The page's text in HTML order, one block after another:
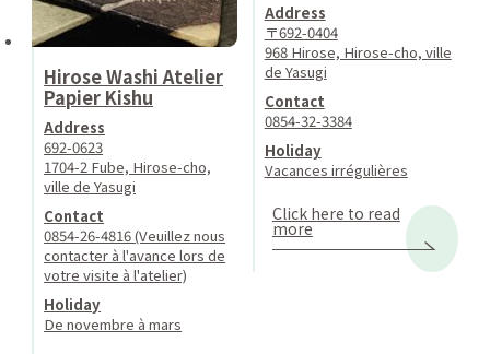
Hirose Washi Atelier
Papier Kishu
Address
692-0623
1704-2 Fube, Hirose-cho,
ville de Yasugi
Contact
0854-26-4816 (Veuillez nous
contacter à l'avance lors de
votre visite à l'atelier)
Holiday
De novembre à mars
Address
〒692-0404
968 Hirose, Hirose-cho, ville
de Yasugi
Contact
0854-32-3384
Holiday
Vacances irrégulières
Click here to read
more